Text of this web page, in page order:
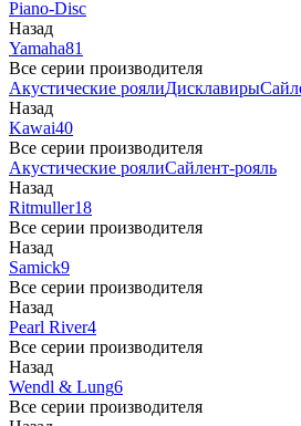
Piano-Disc
Назад
Yamaha81
Все серии производителя
Акустические роялиДисклавиры
Назад
Kawai40
Все серии производителя
Акустические роялиСайлент-рояль
Назад
Ritmuller18
Все серии производителя
Назад
Samick9
Все серии производителя
Назад
Pearl River4
Все серии производителя
Назад
Wendl & Lung6
Все серии производителя